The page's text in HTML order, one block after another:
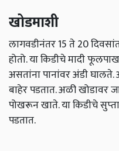
खोडमाशी
लागवडीनंतर 15 ते 20 दिवसांत
होतो. या किडीचे मादी
असतांना पानांवर अंडी
बाहेर पडतात. अळी खोडावर
पोखरून खाते. या किडीचे
पडतात.